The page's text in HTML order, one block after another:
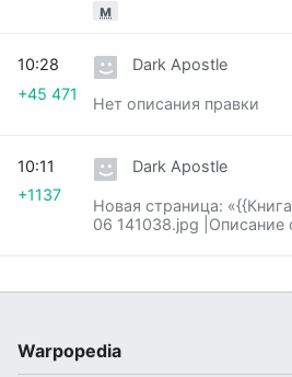
м
Dark Apostle
Нет описания правки
10:28
+45 471
Dark Apostle
Новая страница:
06 141038.jpg
10:11
+1137
Warpopedia